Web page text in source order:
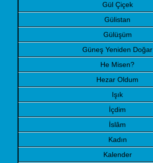
Gül Çiçek
Gülistan
Gülüşüm
Güneş Yeniden Doğar
He Misen?
Hezar Oldum
Işık
İçdim
İslâm
Kadın
Kalender